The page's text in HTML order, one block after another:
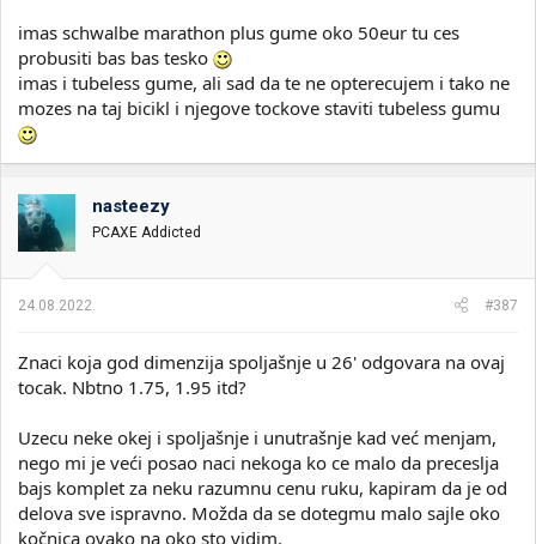
imas schwalbe marathon plus gume oko 50eur tu ces
probusiti bas bas tesko
imas i tubeless gume, ali sad da te ne opterecujem i tako ne
mozes na taj bicikl i njegove tockove staviti tubeless gumu
nasteezy
PCAXE Addicted
24.08.2022. #387
Znaci koja god dimenzija spoljašnje u 26' odgovara na ovaj
tocak. Nbtno 1.75, 1.95 itd?
Uzecu neke okej i spoljašnje i unutrašnje kad već menjam,
nego mi je veći posao naci nekoga ko ce malo da preceslja
bajs komplet za neku razumnu cenu ruku, kapiram da je od
delova sve ispravno. Možda da se dotegmu malo sajle oko
kočnica ovako na oko sto vidim.